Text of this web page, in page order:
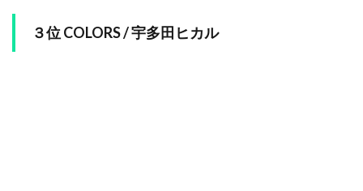
３位 COLORS / 宇多田ヒカル